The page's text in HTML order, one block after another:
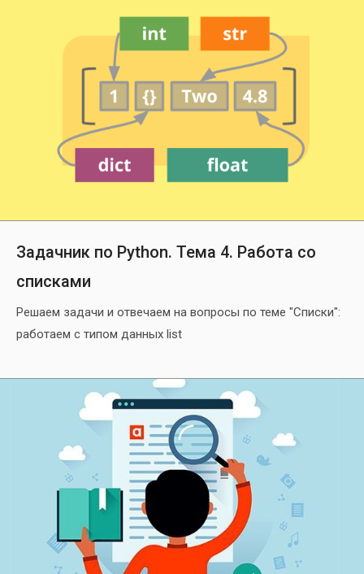
Задачник по Python. Тема 4. Работа со
списками
Решаем задачи и отвечаем на вопросы по теме "Списки":
работаем с типом данных list